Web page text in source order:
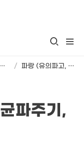
자료 및 분석 정보 / 파랑 (유의파고, 평균파주기, 평균파향)
파주기,